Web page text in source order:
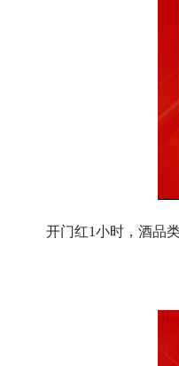
开门红1小时，酒品